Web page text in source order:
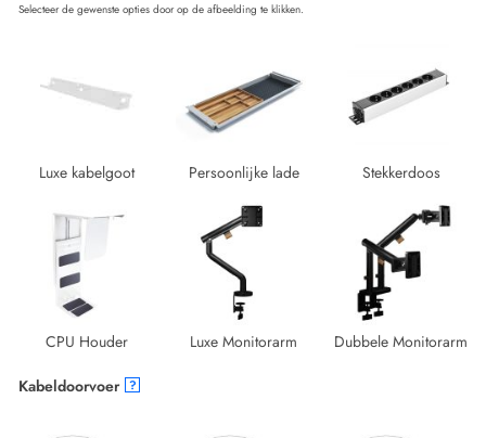
Selecteer de gewenste opties door op de afbeelding te klikken.
Luxe kabelgoot Persoonlijke lade Stekkerdoos
CPU Houder Luxe Monitorarm Dubbele Monitorarm
Kabeldoorvoer ?